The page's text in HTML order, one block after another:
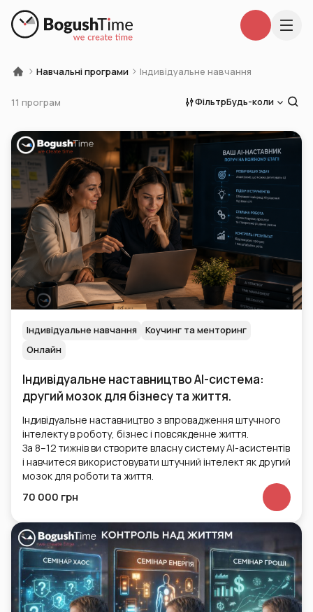
Навчальні програми Індивідуальне навчання
11 програм ФільтрБудь-коли
Індивідуальне навчання
Коучинг та менторинг
Онлайн
Індивідуальне наставництво AI-система:
другий мозок для бізнесу та життя.
Індивідуальне наставництво з впровадження штучного
інтелекту в роботу, бізнес і повсякденне життя.
За 8–12 тижнів ви створите власну систему AI-асистентів
і навчитеся використовувати штучний інтелект як другий
мозок для роботи та життя.
70 000 грн